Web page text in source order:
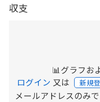
収支
📊グラフお
ログイン 又は 新規
メールアドレスのみ